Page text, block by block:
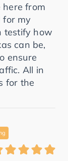
here from
for my
testify how
can be,
ensure
All in
for the